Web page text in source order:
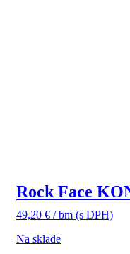
Rock Face
49,20 € / bm (s DPH)
Na sklade